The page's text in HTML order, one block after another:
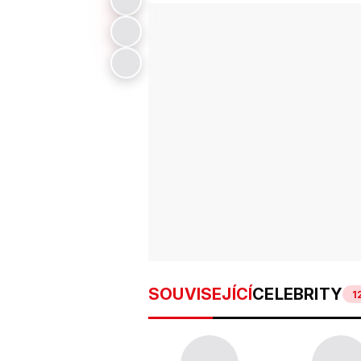
SOUVISEJÍCÍCELEBRITY